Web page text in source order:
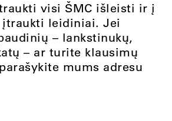
visi ŠMC išleisti ir į
įtraukti leidiniai. Jei
– lankstinukų,
– ar turite klausimų
mums adresu